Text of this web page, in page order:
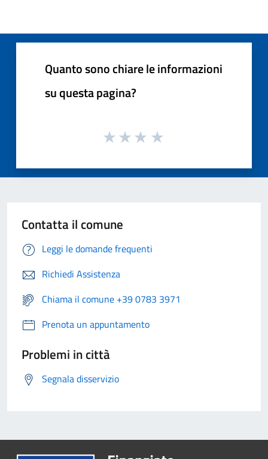
Quanto sono chiare le informazioni
su questa pagina?
Contatta il comune
Leggi le domande frequenti
Richiedi Assistenza
Chiama il comune +39 0783 3971
Prenota un appuntamento
Problemi in città
Segnala disservizio